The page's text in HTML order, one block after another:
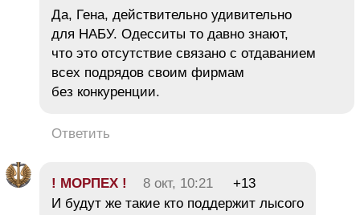
Да, Гена, действительно удивительно
для НАБУ. Одесситы то давно знают,
что это отсутствие связано с отдаванием
всех подрядов своим фирмам
без конкуренции.
Ответить
! МОРПЕХ ! 8 окт, 10:21
+13
И будут же такие кто поддержит лысого